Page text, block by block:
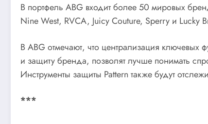
В портфель ABG входит более 50 мировых
Nine West, RVCA, Juicy Couture, Sperry и Lucky
В ABG отмечают, что централизация
и защиту бренда, позволят лучше понимать
Инструменты защиты Pattern также будут
***